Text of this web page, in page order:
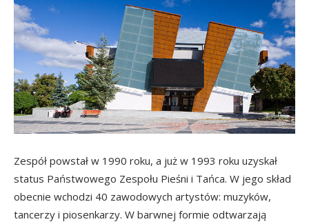
Zespół powstał w 1990 roku, a już w 1993 roku uzyskał
status Państwowego Zespołu Pieśni i Tańca. W jego skład
obecnie wchodzi 40 zawodowych artystów: muzyków,
tancerzy i piosenkarzy. W barwnej formie odtwarzają